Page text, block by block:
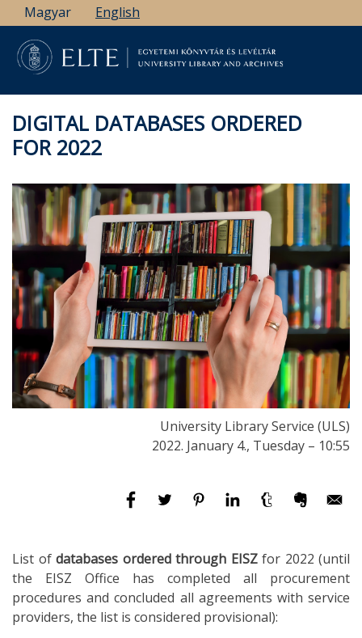
Skip
to
main
content
Magyar English
DIGITAL DATABASES ORDERED
FOR 2022
University Library Service (ULS)
2022. January 4., Tuesday – 10:55
List of databases ordered through EISZfor 2022 (until
the EISZ Office has completed all procurement
procedures and concluded all agreements with service
providers, the list is considered provisional):